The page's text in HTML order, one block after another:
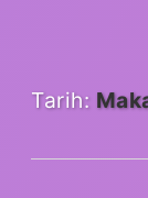
Tarih: